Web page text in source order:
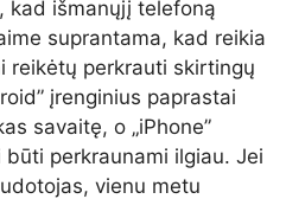
kad išmanųjį telefoną
suprantama, kad reikia
reikėtų perkrauti skirtingų
įrenginius paprastai
savaitę, o „iPhone”
perkraunami ilgiau. Jei
vienu metu